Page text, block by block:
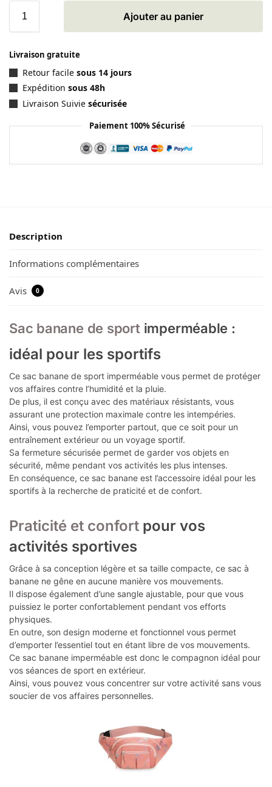
Ajouter au panier
Livraison gratuite
Retour facile sous 14 jours
Expédition sous 48h
Livraison Suivie sécurisée
Paiement 100% Sécurisé
Description
Informations complémentaires
Avis 0
Sac banane de sport imperméable :
idéal pour les sportifs
Ce sac banane de sport imperméable vous permet de protéger
vos affaires contre l’humidité et la pluie.
De plus, il est conçu avec des matériaux résistants, vous
assurant une protection maximale contre les intempéries.
Ainsi, vous pouvez l’emporter partout, que ce soit pour un
entraînement extérieur ou un voyage sportif.
Sa fermeture sécurisée permet de garder vos objets en
sécurité, même pendant vos activités les plus intenses.
En conséquence, ce sac banane est l’accessoire idéal pour les
sportifs à la recherche de praticité et de confort.
Praticité et confort pour vos
activités sportives
Grâce à sa conception légère et sa taille compacte, ce sac à
banane ne gêne en aucune manière vos mouvements.
Il dispose également d’une sangle ajustable, pour que vous
puissiez le porter confortablement pendant vos efforts
physiques.
En outre, son design moderne et fonctionnel vous permet
d’emporter l’essentiel tout en étant libre de vos mouvements.
Ce sac banane imperméable est donc le compagnon idéal pour
vos séances de sport en extérieur.
Ainsi, vous pouvez vous concentrer sur votre activité sans vous
soucier de vos affaires personnelles.